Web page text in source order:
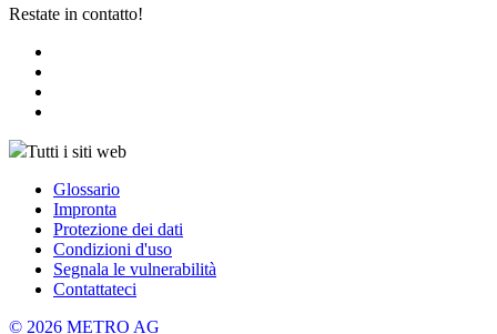
Restate in contatto!
Tutti i siti web
Glossario
Impronta
Protezione dei dati
Condizioni d'uso
Segnala le vulnerabilità
Contattateci
© 2026 METRO AG